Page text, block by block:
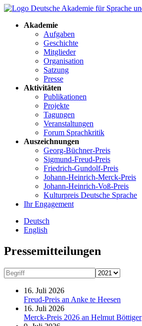
Akademie
Aufgaben
Geschichte
Mitglieder
Organisation
Satzung
Presse
Aktivitäten
Publikationen
Projekte
Tagungen
Veranstaltungen
Forum Sprachkritik
Auszeichnungen
Georg-Büchner-Preis
Sigmund-Freud-Preis
Friedrich-Gundolf-Preis
Johann-Heinrich-Merck-Preis
Johann-Heinrich-Voß-Preis
Kulturpreis Deutsche Sprache
Ihr Engagement
Deutsch
English
Presse­mitteilungen
16. Juli 2026
Freud-Preis an Anke te Heesen
16. Juli 2026
Merck-Preis 2026 an Helmut Böttiger